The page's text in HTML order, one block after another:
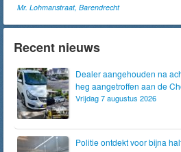
Mr. Lohmanstraat, Barendrecht
Recent nieuws
Dealer aangehouden na
heg aangetroffen aan de
Vrijdag 7 augustus 2026
Politie ontdekt voor bijna